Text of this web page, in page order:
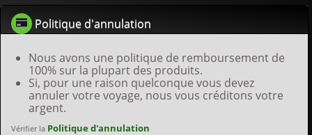
Politique d'annulation
Nous avons une politique de remboursement de
100% sur la plupart des produits.
Si, pour une raison quelconque vous devez
annuler votre voyage, nous vous créditons votre
argent.
Vérifier la Politique d'annulation